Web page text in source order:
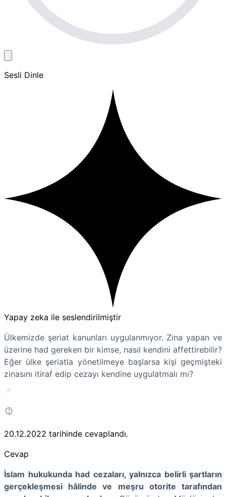
Sesli Dinle
Yapay zeka ile seslendirilmiştir
Ülkemizde şeriat kanunları uygulanmıyor. Zina yapan ve
üzerine had gereken bir kimse, nasıl kendini affettirebilir?
Eğer ülke şeriatla yönetilmeye başlarsa kişi geçmişteki
zinasını itiraf edip cezayı kendine uygulatmalı mı?
20.12.2022 tarihinde cevaplandı.
Cevap
İslam hukukunda had cezaları, yalnızca belirli şartların
gerçekleşmesi hâlinde ve meşru otorite tarafından